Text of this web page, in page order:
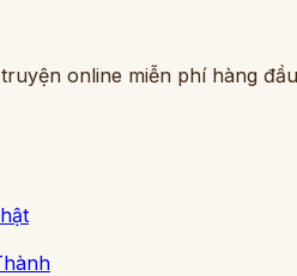
online miễn phí hàng